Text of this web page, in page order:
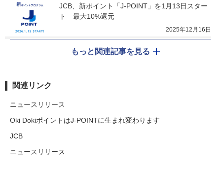
JCB、新ポイント「J-POINT」を1月13日スター
ト　最大10%還元
2025年12月16日
もっと関連記事を見る
関連リンク
ニュースリリース
Oki DokiポイントはJ-POINTに生まれ変わります
JCB
ニュースリリース